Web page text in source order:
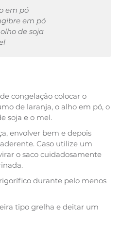
em pó
em pó
de soja
congelação colocar o
de laranja, o alho em pó, o
soja e o mel.
envolver bem e depois
Caso utilize um
o saco cuidadosamente
durante pelo menos
tipo grelha e deitar um